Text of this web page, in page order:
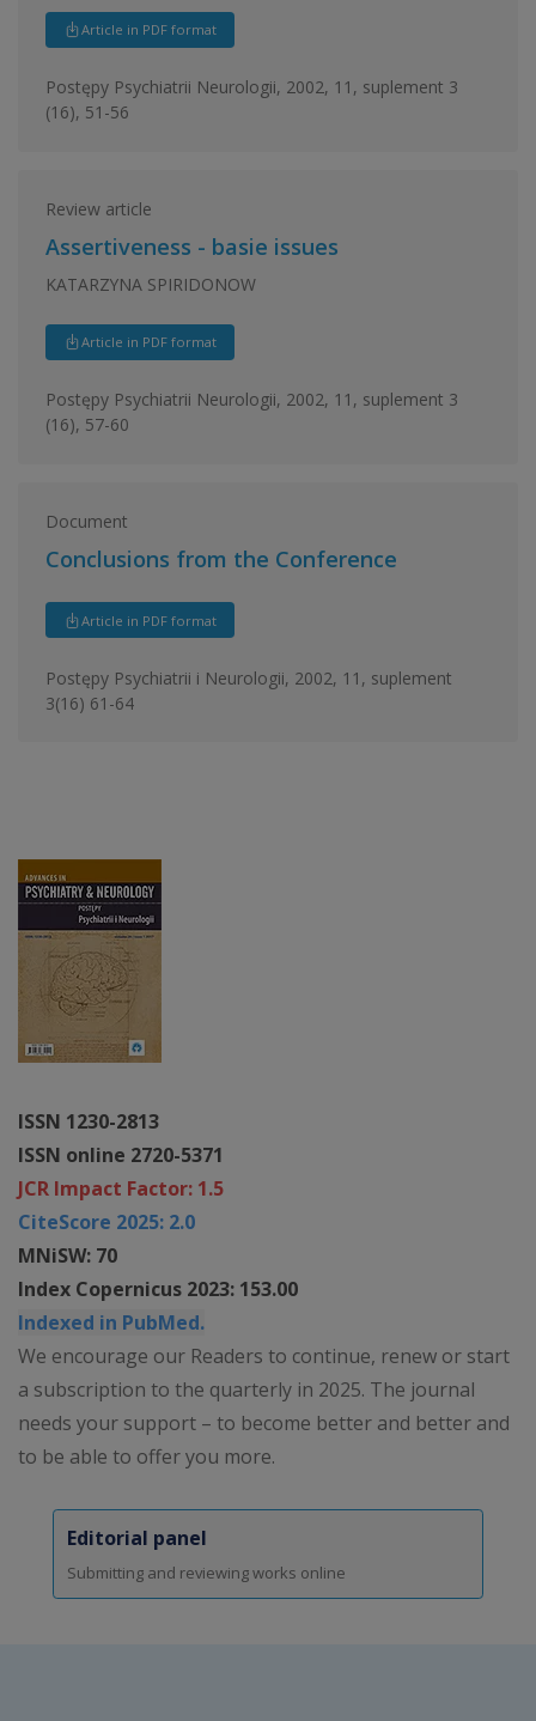
ISSN 1230-2813
ISSN online 2720-5371
JCR Impact Factor: 1.5
CiteScore 2025: 2.0
MNiSW: 70
Index Copernicus 2023: 153.00
Indexed in PubMed.
We encourage our Readers to continue, renew or start
a subscription to the quarterly in 2025. The journal
needs your support – to become better and better and
to be able to offer you more.
Editorial panel
Submitting and reviewing works online
Article in PDF format
Postępy Psychiatrii Neurologii, 2002, 11, suplement 3
(16), 51-56
Review article
Assertiveness - basie issues
KATARZYNA SPIRIDONOW
Article in PDF format
Postępy Psychiatrii Neurologii, 2002, 11, suplement 3
(16), 57-60
Document
Conclusions from the Conference
Article in PDF format
Postępy Psychiatrii i Neurologii, 2002, 11, suplement
3(16) 61-64